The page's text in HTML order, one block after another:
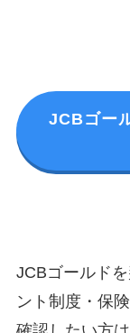
JCBゴー
JCBゴールド
ント制度・保